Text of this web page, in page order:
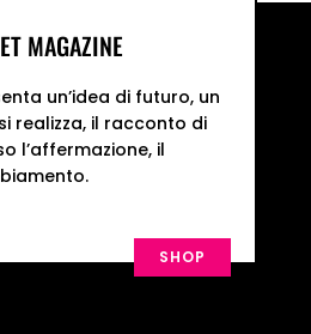
MAGAZINE
un’idea di futuro, un
realizza, il racconto di
l’affermazione, il
SHOP